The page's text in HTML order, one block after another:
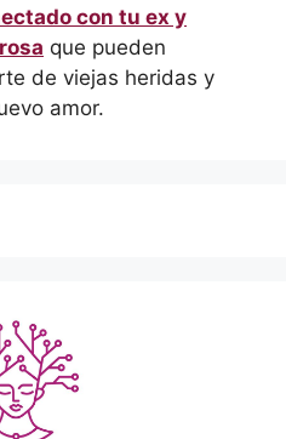
con tu ex y
que pueden
de viejas heridas y
amor.